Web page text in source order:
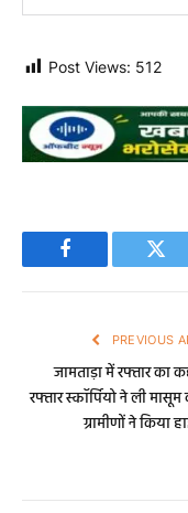
Post Views: 512
Facebook
PREVIOUS
जामताड़ा में रफ्तार का
रफ्तार स्कॉर्पियो ने ली
ग्रामीणों ने किया